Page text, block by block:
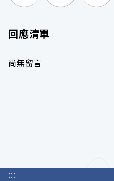
回應清單
尚無留言
:::